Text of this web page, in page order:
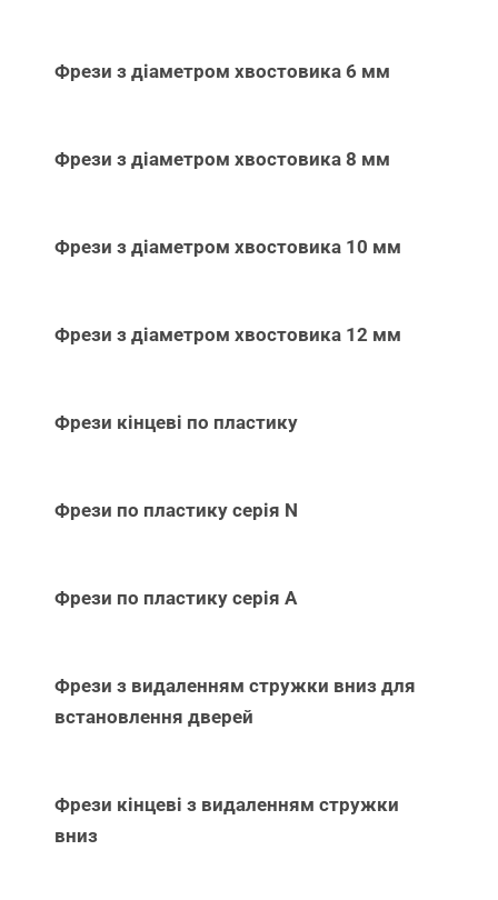
Фрези з діаметром хвостовика 6 мм
Фрези з діаметром хвостовика 8 мм
Фрези з діаметром хвостовика 10 мм
Фрези з діаметром хвостовика 12 мм
Фрези кінцеві по пластику
Фрези по пластику серія N
Фрези по пластику серія А
Фрези з видаленням стружки вниз для
встановлення дверей
Фрези кінцеві з видаленням стружки
вниз